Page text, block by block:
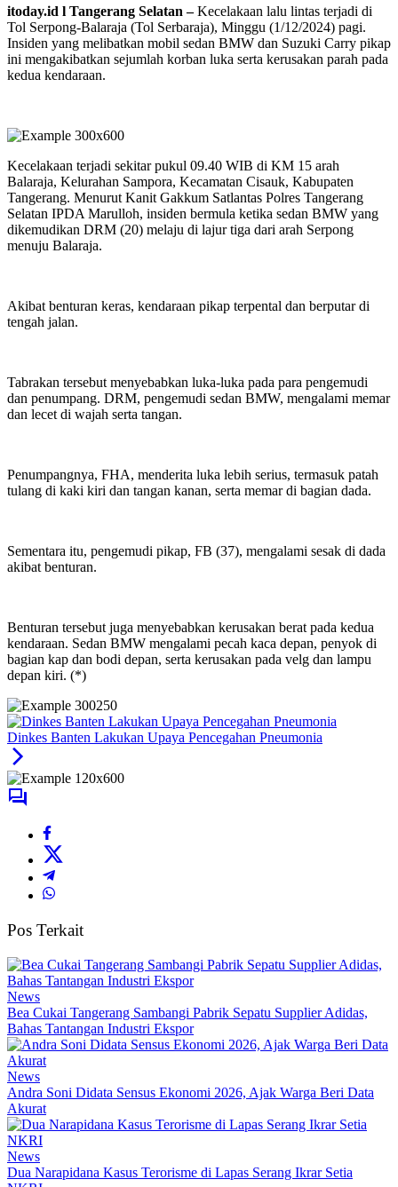
itoday.id l Tangerang Selatan –Kecelakaan lalu lintas terjadi di
Tol Serpong-Balaraja (Tol Serbaraja), Minggu (1/12/2024) pagi.
Insiden yang melibatkan mobil sedan BMW dan Suzuki Carry pikap
ini mengakibatkan sejumlah korban luka serta kerusakan parah pada
kedua kendaraan.
Kecelakaan terjadi sekitar pukul 09.40 WIB di KM 15 arah
Balaraja, Kelurahan Sampora, Kecamatan Cisauk, Kabupaten
Tangerang. Menurut Kanit Gakkum Satlantas Polres Tangerang
Selatan IPDA Marulloh, insiden bermula ketika sedan BMW yang
dikemudikan DRM (20) melaju di lajur tiga dari arah Serpong
menuju Balaraja.
Akibat benturan keras, kendaraan pikap terpental dan berputar di
tengah jalan.
Tabrakan tersebut menyebabkan luka-luka pada para pengemudi
dan penumpang. DRM, pengemudi sedan BMW, mengalami memar
dan lecet di wajah serta tangan.
Penumpangnya, FHA, menderita luka lebih serius, termasuk patah
tulang di kaki kiri dan tangan kanan, serta memar di bagian dada.
Sementara itu, pengemudi pikap, FB (37), mengalami sesak di dada
akibat benturan.
Benturan tersebut juga menyebabkan kerusakan berat pada kedua
kendaraan. Sedan BMW mengalami pecah kaca depan, penyok di
bagian kap dan bodi depan, serta kerusakan pada velg dan lampu
depan kiri. (*)
Dinkes Banten Lakukan Upaya Pencegahan Pneumonia
Pos Terkait
News
Bea Cukai Tangerang Sambangi Pabrik Sepatu Supplier Adidas,
Bahas Tantangan Industri Ekspor
News
Andra Soni Didata Sensus Ekonomi 2026, Ajak Warga Beri Data
Akurat
News
Dua Narapidana Kasus Terorisme di Lapas Serang Ikrar Setia